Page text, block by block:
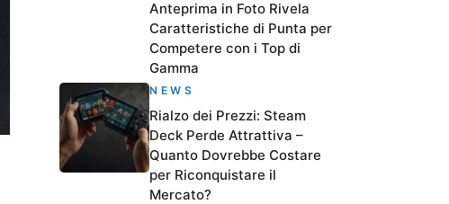
Anteprima in Foto Rivela
Caratteristiche di Punta per
Competere con i Top di
Gamma
NEWS
Rialzo dei Prezzi: Steam
Deck Perde Attrattiva –
Quanto Dovrebbe Costare
per Riconquistare il
Mercato?